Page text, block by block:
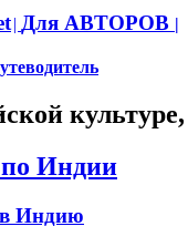
| Для АВТОРОВ |
по Индии
в Индию